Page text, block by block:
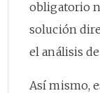
obligatorio
solución
el análisis
Así mismo,